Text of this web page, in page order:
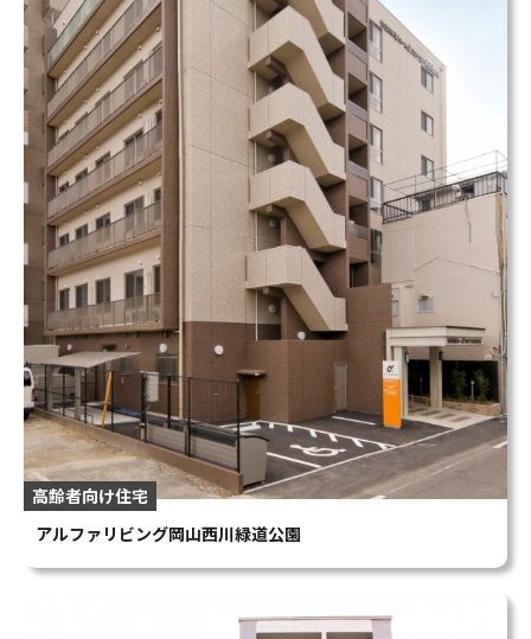
高齢者向け住宅
アルファリビング岡山西川緑道公園